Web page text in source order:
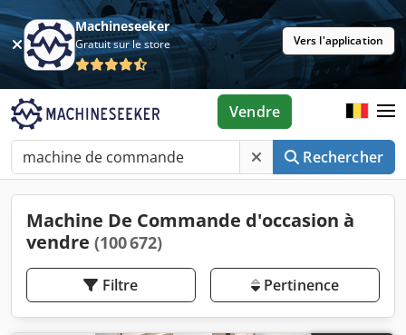
Machineseeker
Gratuit sur le store Vers l'application
Rechercher
Vendre
Machine De Commande d'occasion à
vendre (100 672)
Filtre Pertinence